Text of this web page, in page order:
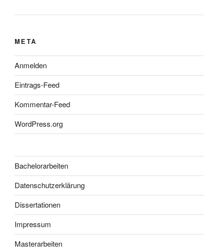
META
Anmelden
Eintrags-Feed
Kommentar-Feed
WordPress.org
Bachelorarbeiten
Datenschutzerklärung
Dissertationen
Impressum
Masterarbeiten